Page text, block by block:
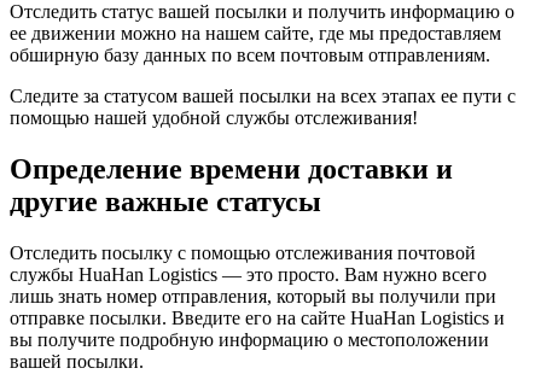
Отследить статус вашей посылки и получить информацию о
ее движении можно на нашем сайте, где мы предоставляем
обширную базу данных по всем почтовым отправлениям.
Следите за статусом вашей посылки на всех этапах ее пути с
помощью нашей удобной службы отслеживания!
Определение времени доставки и
другие важные статусы
Отследить посылку с помощью отслеживания почтовой
службы HuaHan Logistics — это просто. Вам нужно всего
лишь знать номер отправления, который вы получили при
отправке посылки. Введите его на сайте HuaHan Logistics и
вы получите подробную информацию о местоположении
вашей посылки.